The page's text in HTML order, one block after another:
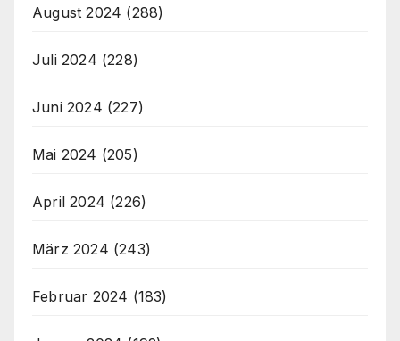
August 2024 (288)
Juli 2024 (228)
Juni 2024 (227)
Mai 2024 (205)
April 2024 (226)
März 2024 (243)
Februar 2024 (183)